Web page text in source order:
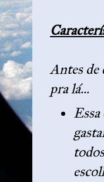
Antes de
pra lá...